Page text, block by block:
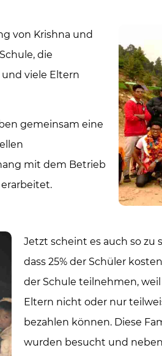
von Krishna und
die
viele Eltern
gemeinsam eine
mit dem Betrieb
Jetzt scheint es auch so zu
dass 25% der Schüler
der Schule teilnehmen,
Eltern nicht oder nur
bezahlen können. Diese
wurden besucht und